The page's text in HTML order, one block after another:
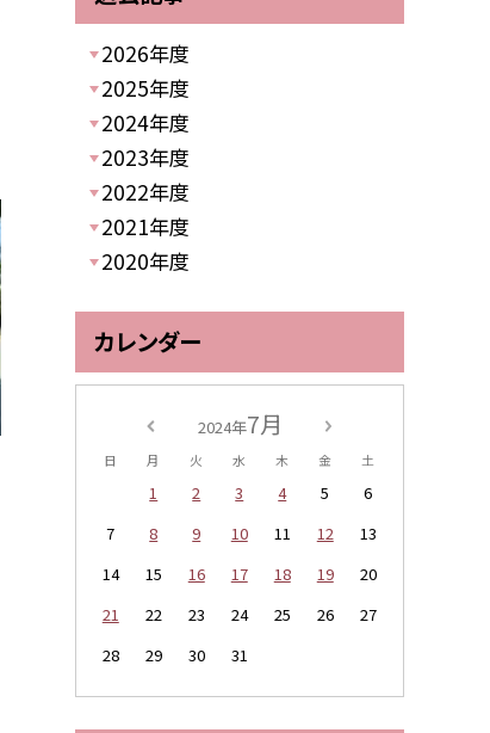
2026年度
2025年度
2024年度
2023年度
2022年度
2021年度
2020年度
カレンダー
2024年7月
日 月 火 水 木 金 土
1 2 3 4 5
6
7
8 9 10 11 12
13
14
15 16 17 18 19
20
21
22 23 24 25 26
27
28
29 30 31